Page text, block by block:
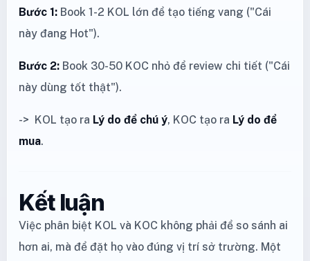
Bước 1: Book 1-2 KOL lớn để tạo tiếng vang ("Cái
này đang Hot").
Bước 2: Book 30-50 KOC nhỏ để review chi tiết ("Cái
này dùng tốt thật").
-> KOL tạo ra Lý do để chú ý, KOC tạo ra Lý do để
mua.
Kết luận
Việc phân biệt KOL và KOC không phải để so sánh ai
hơn ai, mà để đặt họ vào đúng vị trí sở trường. Một